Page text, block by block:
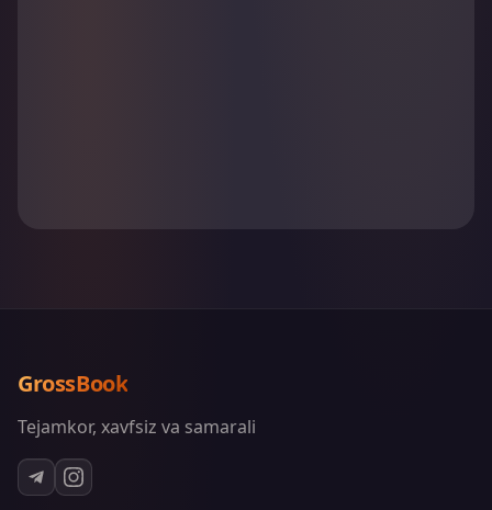
GrossBook
Tejamkor, xavfsiz va samarali